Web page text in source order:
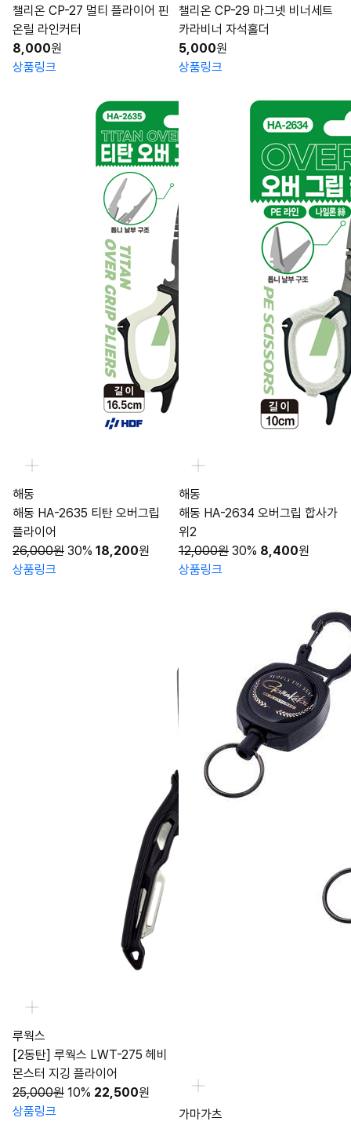
챌리온 CP-27 멀티 플라이어 핀
온릴 라인커터
8,000원
상품링크
챌리온 CP-29 마그넷 비너세트
카라비너 자석홀더
5,000원
상품링크
해동
해동 HA-2635 티탄 오버그립
플라이어
26,000원 30% 18,200원
상품링크
해동
해동 HA-2634 오버그립 합사가
위2
12,000원 30% 8,400원
상품링크
루웍스
[2동탄] 루웍스 LWT-275 헤비
몬스터 지깅 플라이어
25,000원 10% 22,500원
상품링크
가마가츠